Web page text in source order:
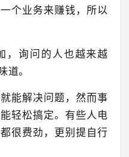
个业务来赚钱，所以
，询问的人也越来越
。
能解决问题，然而事
轻松搞定。有些人电
很费劲，更别提自行